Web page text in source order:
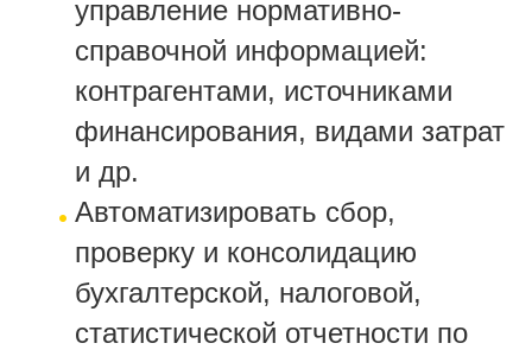
управление нормативно-
справочной информацией:
контрагентами, источниками
финансирования, видами затрат
и др.
Автоматизировать сбор,
проверку и консолидацию
бухгалтерской, налоговой,
статистической отчетности по